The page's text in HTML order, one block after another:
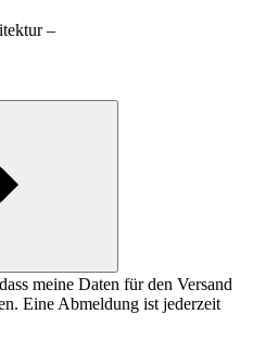
–
meine Daten für den Versand
Eine Abmeldung ist jederzeit